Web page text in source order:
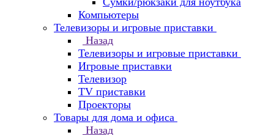
Компьютеры
Телевизоры и игровые приставки
Назад
Телевизоры и игровые приставки
Игровые приставки
Телевизор
TV приставки
Проекторы
Товары для дома и офиса
Назад